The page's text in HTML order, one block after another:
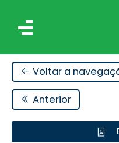
Voltar a
Anterior